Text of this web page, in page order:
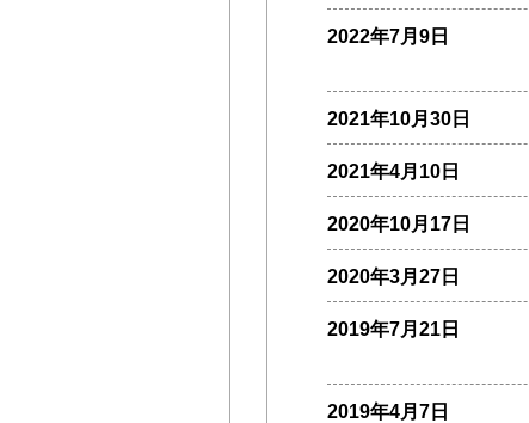
2022年7月9日
2021年10月30日
2021年4月10日
2020年10月17日
2020年3月27日
2019年7月21日
2019年4月7日